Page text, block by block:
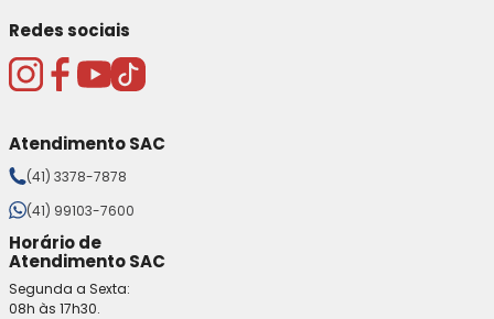
Redes sociais
Atendimento SAC
(41) 3378-7878
(41) 99103-7600
Horário de
Atendimento SAC
Segunda a Sexta:
08h às 17h30.